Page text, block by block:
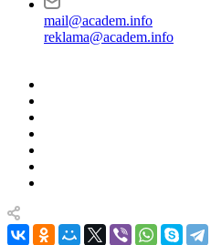
mail@academ.info
reklama@academ.info